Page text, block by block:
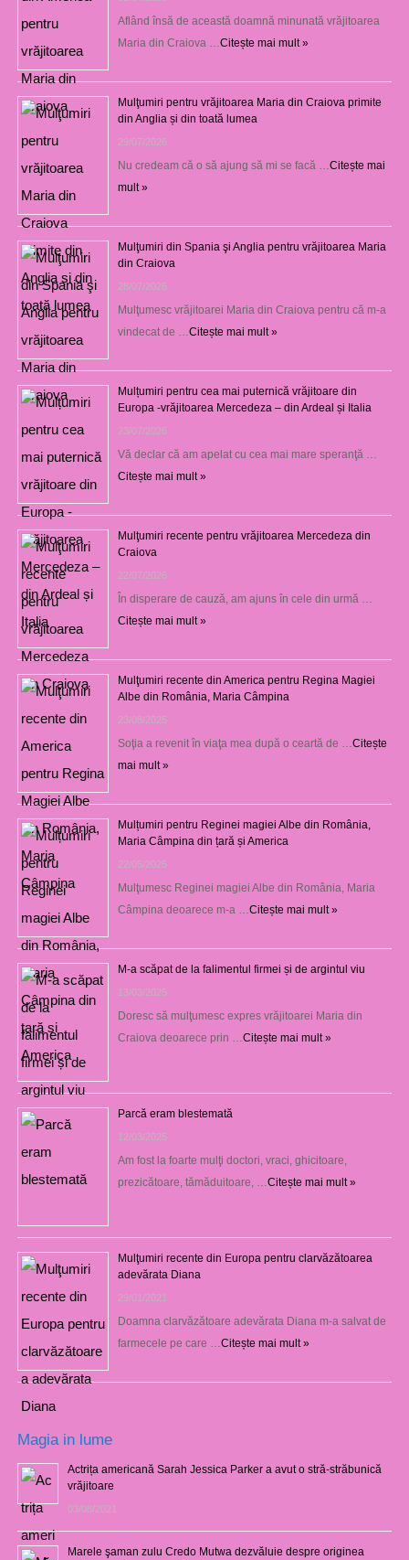
Aflând însă de această doamnă minunată vrăjitoarea
Maria din Craiova … Citește mai mult »
Mulţumiri pentru vrăjitoarea Maria din Craiova primite
din Anglia și din toată lumea
29/07/2026
Nu credeam că o să ajung să mi se facă … Citește mai
mult »
Mulţumiri din Spania şi Anglia pentru vrăjitoarea Maria
din Craiova
28/07/2026
Mulţumesc vrăjitoarei Maria din Craiova pentru că m-a
vindecat de … Citește mai mult »
Mulțumiri pentru cea mai puternică vrăjitoare din
Europa -vrăjitoarea Mercedeza – din Ardeal și Italia
23/07/2026
Vă declar că am apelat cu cea mai mare speranţă …
Citește mai mult »
Mulţumiri recente pentru vrăjitoarea Mercedeza din
Craiova
22/07/2026
În disperare de cauză, am ajuns în cele din urmă …
Citește mai mult »
Mulţumiri recente din America pentru Regina Magiei
Albe din România, Maria Câmpina
23/08/2025
Soţia a revenit în viaţa mea după o ceartă de … Citește
mai mult »
Mulțumiri pentru Reginei magiei Albe din România,
Maria Câmpina din țară și America
22/05/2025
Mulţumesc Reginei magiei Albe din România, Maria
Câmpina deoarece m-a … Citește mai mult »
M-a scăpat de la falimentul firmei și de argintul viu
13/03/2025
Doresc să mulţumesc expres vrăjitoarei Maria din
Craiova deoarece prin … Citește mai mult »
Parcă eram blestemată
12/03/2025
Am fost la foarte mulţi doctori, vraci, ghicitoare,
prezicătoare, tămăduitoare, … Citește mai mult »
Mulţumiri recente din Europa pentru clarvăzătoarea
adevărata Diana
29/01/2021
Doamna clarvăzătoare adevărata Diana m-a salvat de
farmecele pe care … Citește mai mult »
Magia in lume
Actrița americană Sarah Jessica Parker a avut o stră-străbunică
vrăjitoare
03/08/2021
Marele şaman zulu Credo Mutwa dezvăluie despre originea